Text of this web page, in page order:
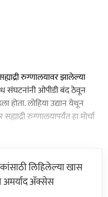
रुग्णालयावर झालेल्या
संघटनांनी ओपीडी बंद ठेवून
होता. लोहिया उद्यान येथून
रुग्णालयापर्यंत हा मोर्चा
लिहिलेल्या खास
अमर्याद ॲक्सेस